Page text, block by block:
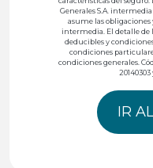
Generales S.A.
asume las obligaciones
intermedia. El detalle de
deducibles y
condiciones
condiciones generales.
20140303
IR